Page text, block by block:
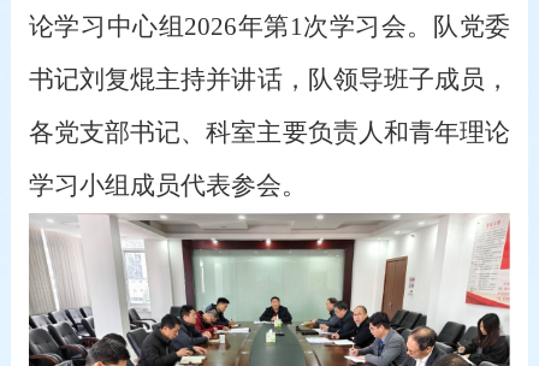
论学习中心组2026年第1次学习会。队党委
书记刘复焜主持并讲话，队领导班子成员，
各党支部书记、科室主要负责人和青年理论
学习小组成员代表参会。